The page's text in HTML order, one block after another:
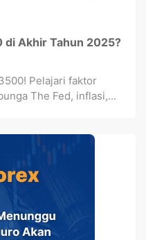
di Akhir Tahun 2025?
Pelajari faktor
The Fed, inflasi,...